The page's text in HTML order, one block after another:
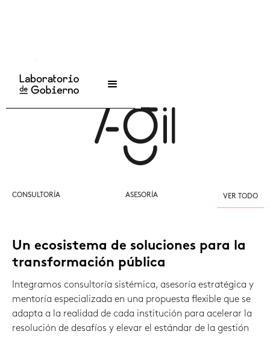
CONSULTORÍA ASESORÍA VER TODO
Un ecosistema de soluciones para la
transformación pública
Integramos consultoría sistémica, asesoría estratégica y
mentoría especializada en una propuesta flexible que se
adapta a la realidad de cada institución para acelerar la
resolución de desafíos y elevar el estándar de la gestión